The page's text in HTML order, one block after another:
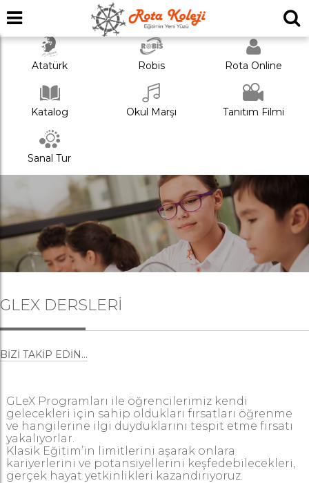
Atatürk Robis Rota Online
Katalog Okul Marşı Tanıtım Filmi
Sanal Tur
GLEX DERSLERI
BIZI TAKIP EDIN...
GLeX Programları ile öğrencilerimiz kendi
gelecekleri için sahip oldukları fırsatları öğrenme
ve hangilerine ilgi duyduklarını tespit etme fırsatı
yakalıyorlar.
Klasik Eğitim’in limitlerini aşarak onlara
kariyerlerini ve potansiyellerini keşfedebilecekleri,
gerçek hayat yetkinlikleri kazandırıyoruz.